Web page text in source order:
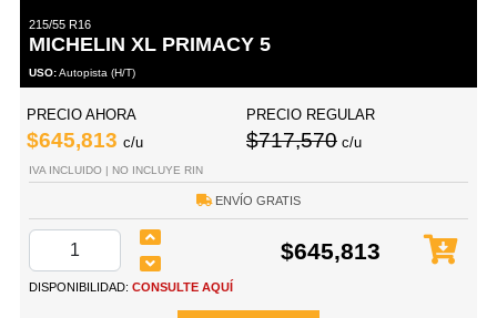
215/55 R16
MICHELIN XL PRIMACY 5
USO:Autopista (H/T)
PRECIO AHORA
$645,813 c/u
PRECIO REGULAR
$717,570 c/u
IVA INCLUIDO | NO INCLUYE RIN
ENVÍO GRATIS
$645,813
DISPONIBILIDAD: CONSULTE AQUÍ